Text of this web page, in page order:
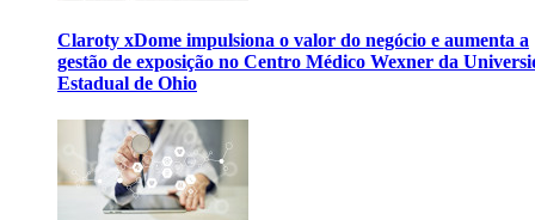
Claroty xDome impulsiona o valor do negócio e aumenta a
gestão de exposição no Centro Médico Wexner da
Estadual de Ohio